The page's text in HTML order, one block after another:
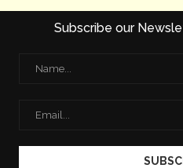
Subscribe our